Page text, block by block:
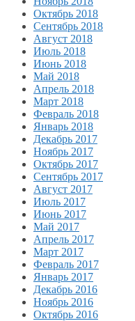
Октябрь 2018
Сентябрь 2018
Август 2018
Июль 2018
Июнь 2018
Май 2018
Апрель 2018
Март 2018
Февраль 2018
Январь 2018
Декабрь 2017
Ноябрь 2017
Октябрь 2017
Сентябрь 2017
Август 2017
Июль 2017
Июнь 2017
Май 2017
Апрель 2017
Март 2017
Февраль 2017
Январь 2017
Декабрь 2016
Ноябрь 2016
Октябрь 2016